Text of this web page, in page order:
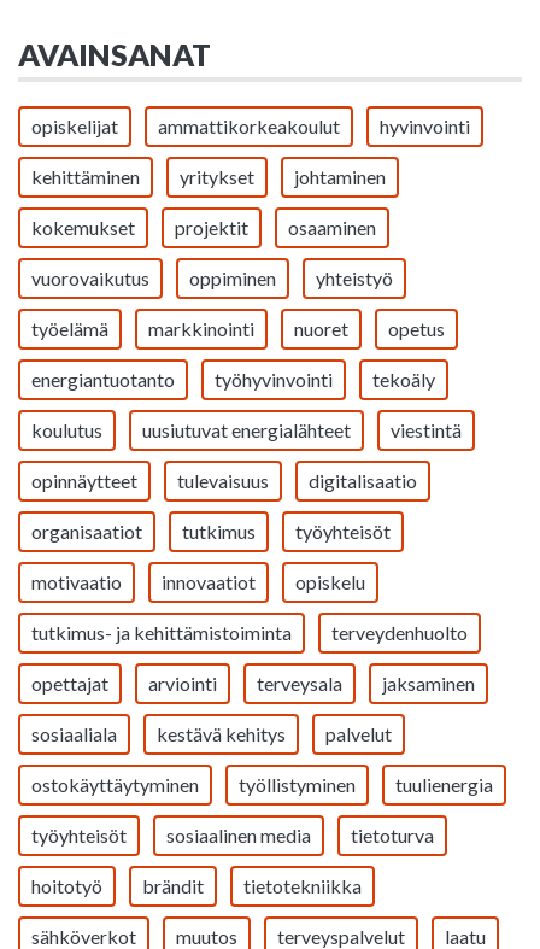
AVAINSANAT
opiskelijat ammattikorkeakoulut hyvinvointi
kehittäminen yritykset johtaminen
kokemukset projektit osaaminen
vuorovaikutus oppiminen yhteistyö
työelämä markkinointi nuoret opetus
energiantuotanto työhyvinvointi tekoäly
koulutus uusiutuvat energialähteet viestintä
opinnäytteet tulevaisuus digitalisaatio
organisaatiot tutkimus työyhteisöt
motivaatio innovaatiot opiskelu
tutkimus- ja kehittämistoiminta terveydenhuolto
opettajat arviointi terveysala jaksaminen
sosiaaliala kestävä kehitys palvelut
ostokäyttäytyminen työllistyminen tuulienergia
työyhteisöt sosiaalinen media tietoturva
hoitotyö brändit tietotekniikka
sähköverkot muutos terveyspalvelut laatu